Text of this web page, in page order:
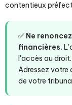
contentieux
✅ Ne
financières.
l'accès au
Adressez votre
de votre